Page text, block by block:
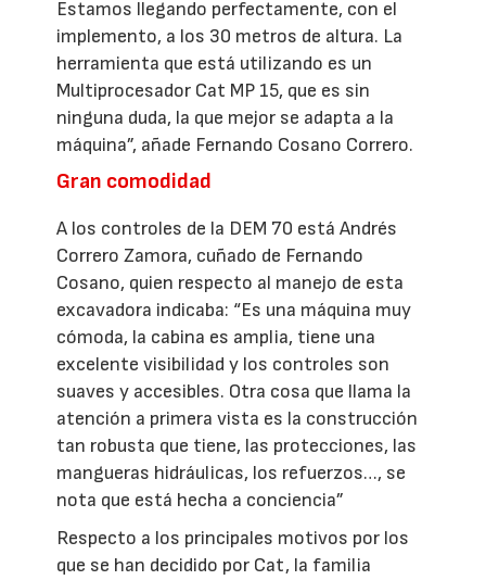
Estamos llegando perfectamente, con el
implemento, a los 30 metros de altura. La
herramienta que está utilizando es un
Multiprocesador Cat MP 15, que es sin
ninguna duda, la que mejor se adapta a la
máquina”, añade Fernando Cosano Correro.
Gran comodidad
A los controles de la DEM 70 está Andrés
Correro Zamora, cuñado de Fernando
Cosano, quien respecto al manejo de esta
excavadora indicaba: “Es una máquina muy
cómoda, la cabina es amplia, tiene una
excelente visibilidad y los controles son
suaves y accesibles. Otra cosa que llama la
atención a primera vista es la construcción
tan robusta que tiene, las protecciones, las
mangueras hidráulicas, los refuerzos…, se
nota que está hecha a conciencia”
Respecto a los principales motivos por los
que se han decidido por Cat, la familia